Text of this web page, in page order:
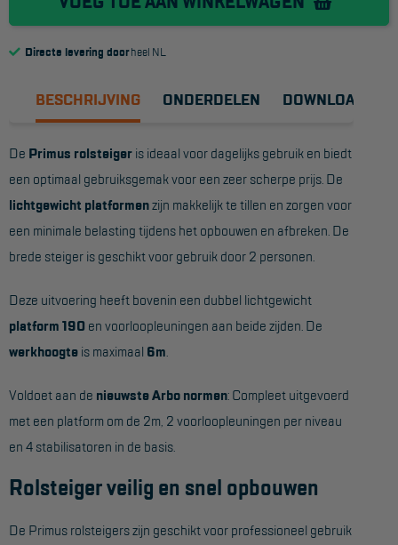
Reddingsmiddelen
CombiDeals
MAATWERK
VERHUUR
Steigers
Rolsteigers
Schilderstellingen
Gevelsteigers
Steiger overkapping
Hangbruginstallaties
Gevelrenovatie
Industrieel onderhoud
Directe levering doorheel NL
BESCHRIJVING ONDERDELEN DOWNLOADS
De Primus rolsteiger is ideaal voor dagelijks gebruik en biedt
een optimaal gebruiksgemak voor een zeer scherpe prijs. De
lichtgewicht platformenzijn makkelijk te tillen en zorgen voor
een minimale belasting tijdens het opbouwen en afbreken. De
brede steiger is geschikt voor gebruik door 2 personen.
Deze uitvoering heeft bovenin een dubbel lichtgewicht
platform 190 en voorloopleuningen aan beide zijden. De
werkhoogte is maximaal 6m
Voldoet aan de nieuwste Arbo normen: Compleet uitgevoerd
met een platform om de 2m, 2 voorloopleuningen per niveau
en 4 stabilisatoren in de basis.
Rolsteiger veilig en snel opbouwen
De Primus rolsteigers zijn geschikt voor professioneel gebruik